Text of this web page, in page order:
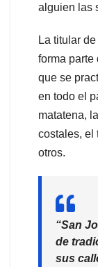
alguien las
La titular
forma
que se
en todo el
matatena,
costales, el
otros.
“San
de
sus